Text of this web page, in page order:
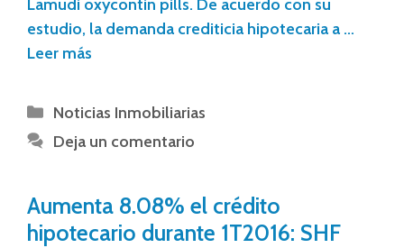
Lamudi oxycontin pills. De acuerdo con su
estudio, la demanda crediticia hipotecaria a …
Leer más
Noticias Inmobiliarias
Deja un comentario
Aumenta 8.08% el crédito
hipotecario durante 1T2016: SHF